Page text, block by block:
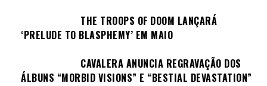
THE TROOPS OF DOOM LANÇARÁ
‘PRELUDE TO BLASPHEMY’ EM MAIO
CAVALERA ANUNCIA REGRAVAÇÃO DOS
ÁLBUNS “MORBID VISIONS” E “BESTIAL DEVASTATION”